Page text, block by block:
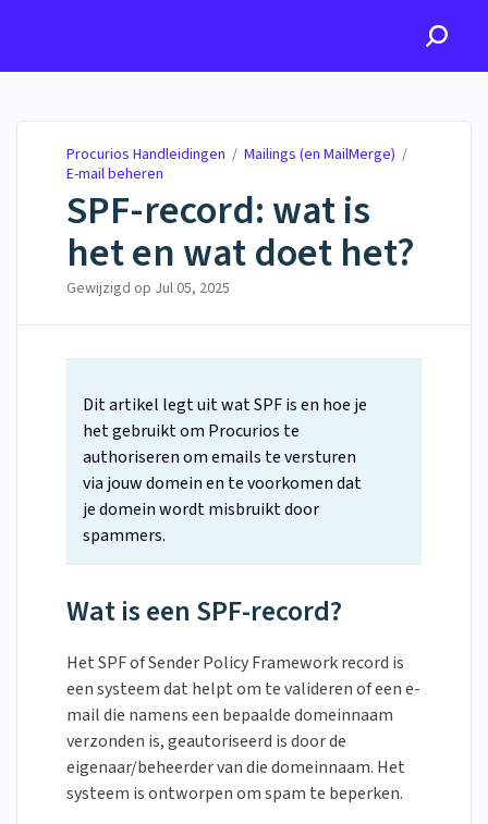
Procurios Handleidingen / Mailings (en MailMerge) /
E-mail beheren
SPF-record: wat is
het en wat doet het?
Gewijzigd op Jul 05, 2025
Dit artikel legt uit wat SPF is en hoe je
het gebruikt om Procurios te
authoriseren om emails te versturen
via jouw domein en te voorkomen dat
je domein wordt misbruikt door
spammers.
Wat is een SPF-record?
Het SPF of Sender Policy Framework record is
een systeem dat helpt om te valideren of een e-
mail die namens een bepaalde domeinnaam
verzonden is, geautoriseerd is door de
eigenaar/beheerder van die domeinnaam. Het
systeem is ontworpen om spam te beperken.